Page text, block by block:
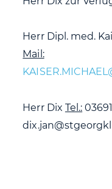
Herr Dipl. med.
Mail:
Herr Dix Tel.: